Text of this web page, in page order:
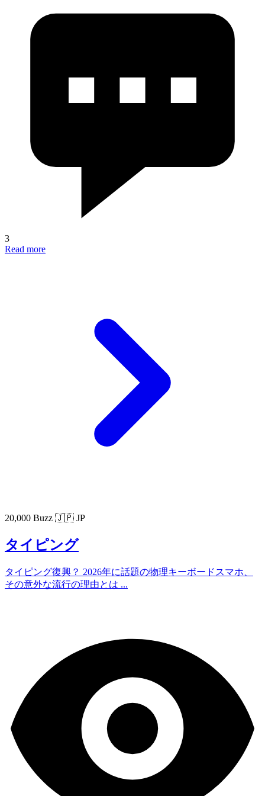
3
Read more
20,000 Buzz 🇯🇵 JP
タイピング
タイピング復興？ 2026年に話題の物理キーボードスマホ、
その意外な流行の理由とは ...